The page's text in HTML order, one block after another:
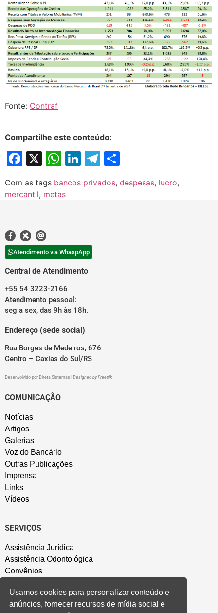
Fonte: Contraf
Compartilhe este conteúdo:
Facebook
X WhatsApp
LinkedIn
Telegram
Com as tags bancos privados, despesas, lucro,
mercantil, metas
Atendimento via WhaspApp
Central de Atendimento
+55 54 3223-2166
Atendimento pessoal:
seg a sex, das 9h às 18h.
Endereço (sede social)
Rua Borges de Medeiros, 676
Centro – Caxias do Sul/RS
Desenvolvido por Direta Sistemas Designed by Freepik
COMUNICAÇÃO
Notícias
Artigos
Galerias
Voz do Bancário
Outras Publicações
Imprensa
Links
Vídeos
SERVIÇOS
Assistência Jurídica
Assistência Odontológica
Convênios
Salão de Festa
Política de Privacidade
Usamos cookies para personalizar conteúdo e
anúncios, fornecer recursos de mídia social e